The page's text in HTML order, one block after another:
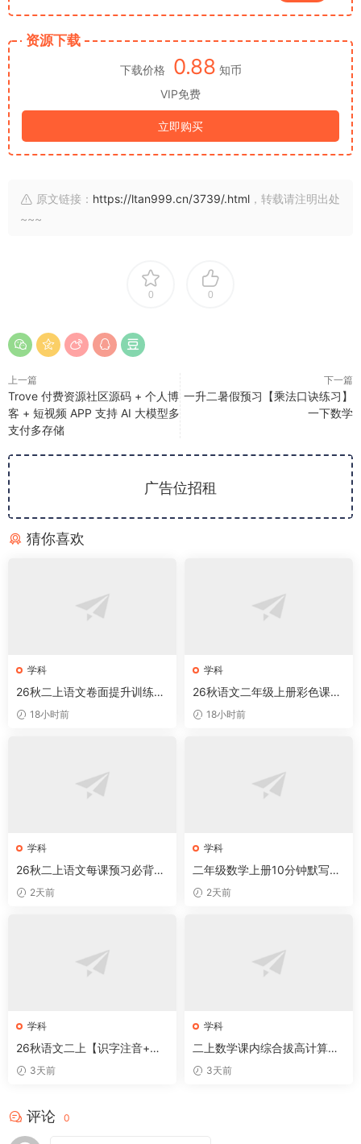
资源下载
下载价格 0.88 知币
VIP免费
立即购买
原文链接： https://ltan999.cn/3739/.html ，转载请注明出处
~~~
0 0
上一篇
Trove 付费资源社区源码 + 个人博
客 + 短视频 APP 支持 AI 大模型多
支付多存储
下一篇
一升二暑假预习【乘法口诀练习】
一下数学
广告位招租
猜你喜欢
学科
26秋二上语文卷面提升训练字
帖42页
18小时前
学科
26秋语文二年级上册彩色课课
贴 18小时前
学科
26秋二上语文每课预习必背知
识点2天前
学科
二年级数学上册10分钟默写小
卡片(厘米和米)
2天前
学科
26秋语文二上【识字注音+看
拼音写词语】专练
3天前
学科
二上数学课内综合拔高计算每
日一练33天17页
3天前
评论 0